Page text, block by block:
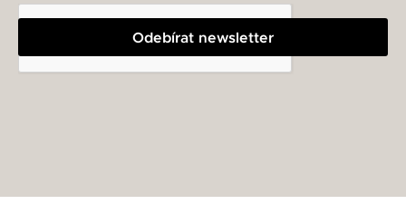
Odebírat newsletter